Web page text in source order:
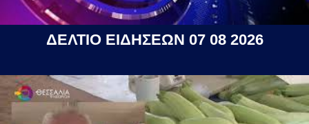
ΔΕΛΤΙΟ ΕΙΔΗΣΕΩΝ 07 08 2026